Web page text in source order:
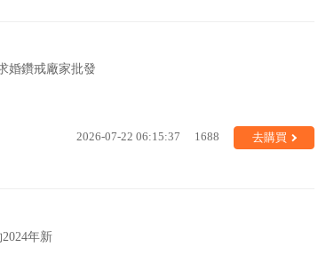
婚鑽戒廠家批發
2026-07-22 06:15:37 1688 去購買
年新